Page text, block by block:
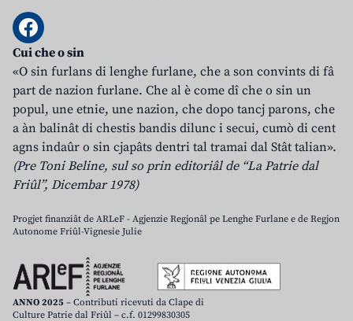
Cui che o sin
«O sin furlans di lenghe furlane, che a son convints di fâ
part de nazion furlane. Che al è come dî che o sin un
popul, une etnie, une nazion, che dopo tancj parons, che
a àn balinât di chestis bandis dilunc i secui, cumò di cent
agns indaûr o sin cjapâts dentri tal tramai dal Stât talian».
(Pre Toni Beline, sul so prin editoriâl de “La Patrie dal
Friûl”, Dicembar 1978)
Progjet finanziât de ARLeF - Agjenzie Regjonâl pe Lenghe Furlane e de Regjon
Autonome Friûl-Vignesie Julie
ANNO 2025 – Contributi ricevuti da Clape di
Culture Patrie dal Friûl – c.f. 01299830305